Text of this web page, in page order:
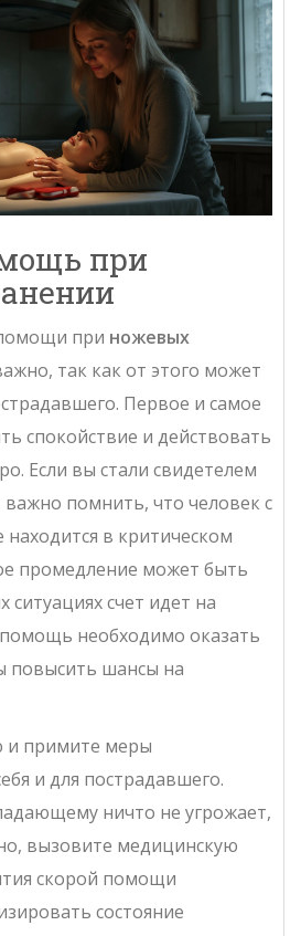
при
при ножевых
так как от этого может
Первое и самое
спокойствие и действовать
Если вы стали свидетелем
помнить, что человек с
в критическом
промедление может быть
счет идет на
необходимо оказать
повысить шансы на
и примите меры
и для пострадавшего.
ничто не угрожает,
вызовите медицинскую
скорой помощи
состояние